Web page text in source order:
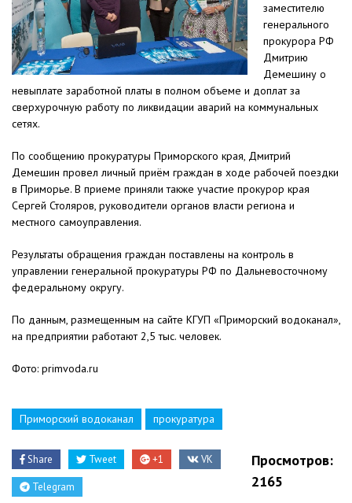
заместителю
генерального
прокурора РФ
Дмитрию
Демешину о
невыплате заработной платы в полном объеме и доплат за
сверхурочную работу по ликвидации аварий на коммунальных
сетях.
По сообщению прокуратуры Приморского края, Дмитрий
Демешин провел личный приём граждан в ходе рабочей поездки
в Приморье. В приеме приняли также участие прокурор края
Сергей Столяров, руководители органов власти региона и
местного самоуправления.
Результаты обращения граждан поставлены на контроль в
управлении генеральной прокуратуры РФ по Дальневосточному
федеральному округу.
По данным, размещенным на сайте КГУП «Приморский водоканал»,
на предприятии работают 2,5 тыс. человек.
Фото: primvoda.ru
Приморский водоканал прокуратура
Share Tweet +1 VK
Telegram
Просмотров:
2165